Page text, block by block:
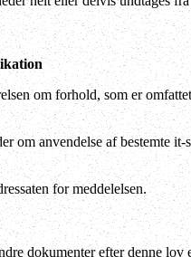
om forhold, som er
om anvendelse af bestemte
for meddelelsen.
dokumenter efter denne